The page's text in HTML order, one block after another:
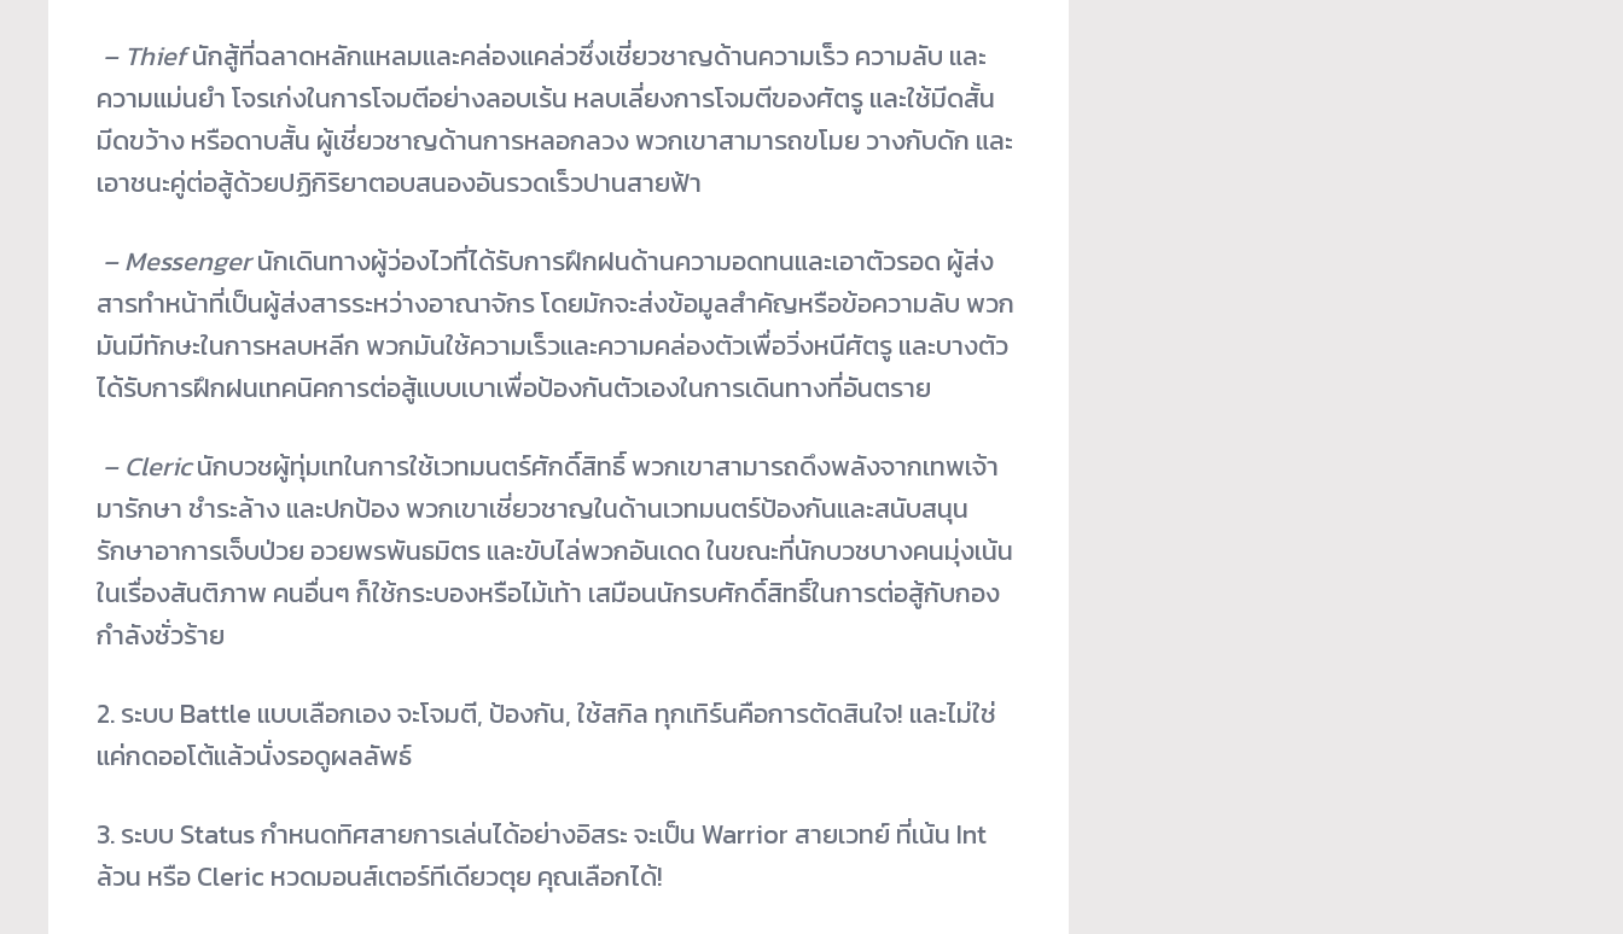
– Thiefนักสู้ที่ฉลาดหลักแหลมและคล่องแคล่วซึ่งเชี่ยวชาญด้านความเร็ว ความลับ และ
ความแม่นยำ โจรเก่งในการโจมตีอย่างลอบเร้น หลบเลี่ยงการโจมตีของศัตรู และใช้มีดสั้น
มีดขว้าง หรือดาบสั้น ผู้เชี่ยวชาญด้านการหลอกลวง พวกเขาสามารถขโมย วางกับดัก และ
เอาชนะคู่ต่อสู้ด้วยปฏิกิริยาตอบสนองอันรวดเร็วปานสายฟ้า
– Messengerนักเดินทางผู้ว่องไวที่ได้รับการฝึกฝนด้านความอดทนและเอาตัวรอด ผู้ส่ง
สารทำหน้าที่เป็นผู้ส่งสารระหว่างอาณาจักร โดยมักจะส่งข้อมูลสำคัญหรือข้อความลับ พวก
มันมีทักษะในการหลบหลีก พวกมันใช้ความเร็วและความคล่องตัวเพื่อวิ่งหนีศัตรู และบางตัว
ได้รับการฝึกฝนเทคนิคการต่อสู้แบบเบาเพื่อป้องกันตัวเองในการเดินทางที่อันตราย
– Clericนักบวชผู้ทุ่มเทในการใช้เวทมนตร์ศักดิ์สิทธิ์ พวกเขาสามารถดึงพลังจากเทพเจ้า
มารักษา ชำระล้าง และปกป้อง พวกเขาเชี่ยวชาญในด้านเวทมนตร์ป้องกันและสนับสนุน
รักษาอาการเจ็บป่วย อวยพรพันธมิตร และขับไล่พวกอันเดด ในขณะที่นักบวชบางคนมุ่งเน้น
ในเรื่องสันติภาพ คนอื่นๆ ก็ใช้กระบองหรือไม้เท้า เสมือนนักรบศักดิ์สิทธิ์ในการต่อสู้กับกอง
กำลังชั่วร้าย
2. ระบบ Battle แบบเลือกเอง จะโจมตี, ป้องกัน, ใช้สกิล ทุกเทิร์นคือการตัดสินใจ! และไม่ใช่
แค่กดออโต้แล้วนั่งรอดูผลลัพธ์
3. ระบบ Status กำหนดทิศสายการเล่นได้อย่างอิสระ จะเป็น Warrior สายเวทย์ ที่เน้น Int
ล้วน หรือ Cleric หวดมอนส์เตอร์ทีเดียวตุย คุณเลือกได้!